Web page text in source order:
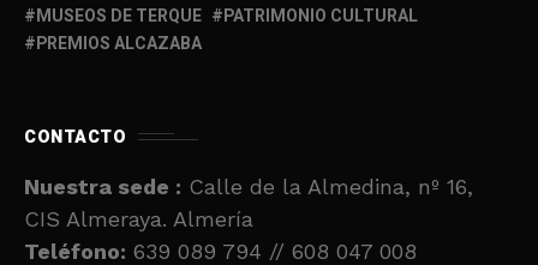
MUSEOS DE TERQUE
PATRIMONIO CULTURAL
PREMIOS ALCAZABA
CONTACTO
Nuestra sede : Calle de la Almedina, nº 16,
CIS Almeraya. Almería
Teléfono: 639 089 794 // 608 047 008